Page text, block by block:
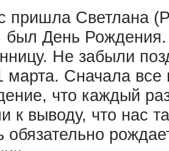
пришла Светлана
был День
Не забыли
марта. Сначала все
что каждый
к выводу, что нас
обязательно